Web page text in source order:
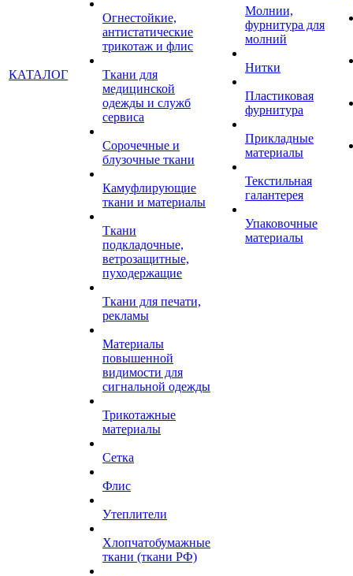
КАТАЛОГ
Огнестойкие,
антистатические
трикотаж и флис
Ткани для
медицинской
одежды и служб
сервиса
Сорочечные и
блузочные ткани
Камуфлирующие
ткани и материалы
Ткани
подкладочные,
ветрозащитные,
пуходержащие
Ткани для печати,
рекламы
Материалы
повышенной
видимости для
сигнальной одежды
Трикотажные
материалы
Сетка
Флис
Утеплители
Хлопчатобумажные
ткани (ткани РФ)
Молнии,
фурнитура для
молний
Нитки
Пластиковая
фурнитура
Прикладные
материалы
Текстильная
галантерея
Упаковочные
материалы